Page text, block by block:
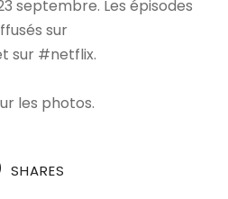
septembre. Les épisodes
sur
sur #netflix.
les photos.
SHARES